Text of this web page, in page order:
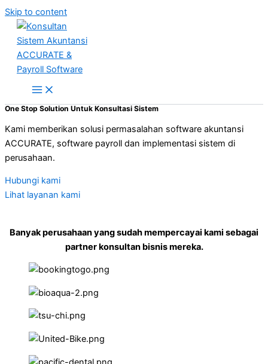
Skip to content
One Stop Solution Untuk Konsultasi Sistem
Kami memberikan solusi permasalahan software akuntansi
ACCURATE, software payroll dan implementasi sistem di
perusahaan.
Hubungi kami
Lihat layanan kami
Banyak perusahaan yang sudah mempercayai kami sebagai
partner konsultan bisnis mereka.